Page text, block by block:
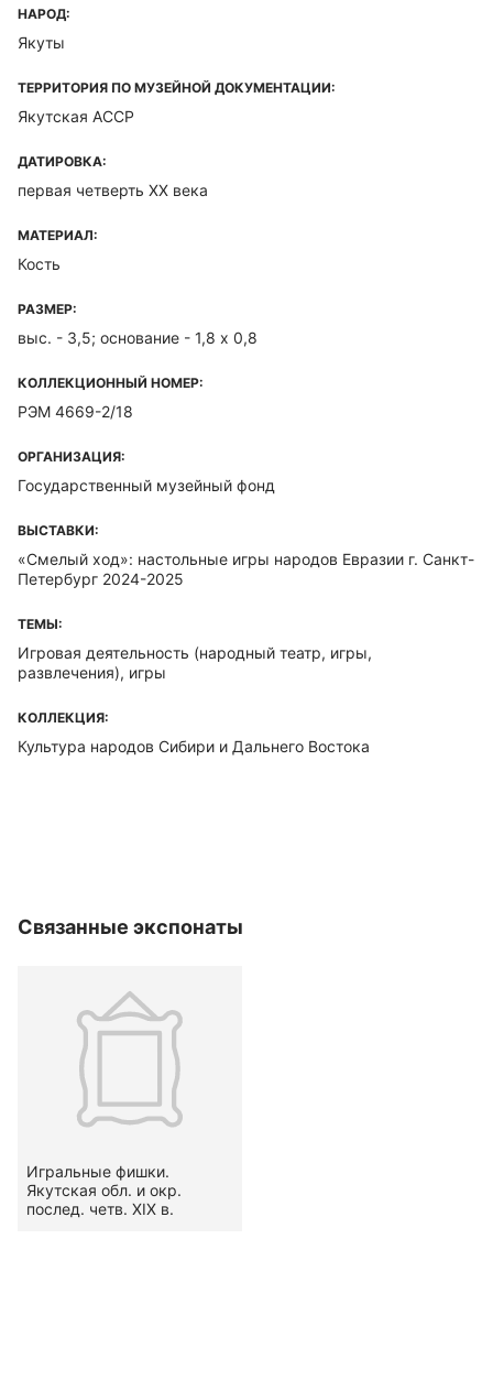
НАРОД:
Якуты
ТЕРРИТОРИЯ ПО МУЗЕЙНОЙ ДОКУМЕНТАЦИИ:
Якутская ACCP
ДАТИРОВКА:
первая четверть ХХ века
МАТЕРИАЛ:
Кость
РАЗМЕР:
выс. - 3,5; основание - 1,8 х 0,8
КОЛЛЕКЦИОННЫЙ НОМЕР:
РЭМ 4669-2/18
ОРГАНИЗАЦИЯ:
Государственный музейный фонд
ВЫСТАВКИ:
«Смелый ход»: настольные игры народов Евразии г. Санкт-
Петербург 2024-2025
ТЕМЫ:
Игровая деятельность (народный театр, игры,
развлечения), игры
КОЛЛЕКЦИЯ:
Культура народов Сибири и Дальнего Востока
Связанные экспонаты
Игральные фишки.
Якутская обл. и окр.
послед. четв. XIX в.